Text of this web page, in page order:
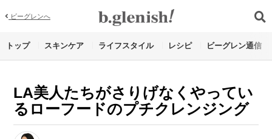
ビーグレンへ
トップ スキンケア ライフスタイル レシピ ビーグレン通信
LA美人たちがさりげなくやってい
るローフードのプチクレンジング